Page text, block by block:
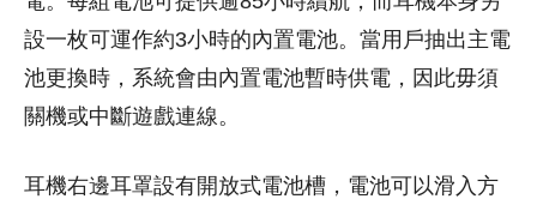
設一枚可運作約3小時的內置電池。當用戶抽出主電
池更換時，系統會由內置電池暫時供電，因此毋須
關機或中斷遊戲連線。
耳機右邊耳罩設有開放式電池槽，電池可以滑入方